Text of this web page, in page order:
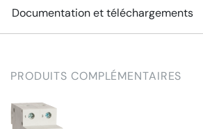
Documentation et téléchargements
PRODUITS COMPLÉMENTAIRES